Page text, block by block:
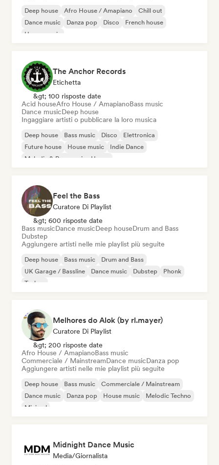
Deep house Afro House / Amapiano
Chill out
Dance music
Danza pop Disco
French house
House music
The Anchor Records
Etichetta
&gt; 100 risposte date
Acid houseAfro House / AmapianoBass music
Dance musicDeep house
Ingaggiare artisti o pubblicare la loro musica
Deep house Bass music Disco
Elettronica
Future house
House music
Indie Dance
Melodic & Progressive House
Feel the Bass
Curatore Di Playlist
&gt; 600 risposte date
Bass musicDance musicDeep houseDrum and Bass
Dubstep
Aggiungere artisti nelle mie playlist più seguite
Deep house Bass music
Drum and Bass
UK Garage / Bassline
Dance music Dubstep
Phonk
Techno
Melhores do Alok (by rl.mayer)
Curatore Di Playlist
&gt; 200 risposte date
Afro House / AmapianoBass music
Commerciale / MainstreamDance musicDanza pop
Aggiungere artisti nelle mie playlist più seguite
Deep house Bass music
Commerciale / Mainstream
Dance music
Danza pop House music
Melodic Techno
Minimal
Midnight Dance Music
Media/Giornalista